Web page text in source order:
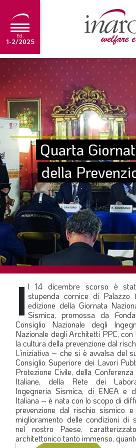
Ed.
1-2/2025
NEWS
EDITORIALE
TUTORIAL
SCADENZARIO
ARCHIVIO
Ultima edizione
1-2/2025
SOMMARIO
EDITORIALE
PREVIDENZA
FOCUS
PROFESSIONE
TERZA PAGINA
LE FOTO DEL FIL ROUGE
IN QUESTO NUMERO
SCENARIO ECONOMICO
SPAZIO APERTO
GOVERNANCE
FONDAZIONE
ASSOCIAZIONI
Quarta
della
I l 14 dicembre scorso è
stupenda cornice di
edizione della Giornata
Sismica, promossa da
Consiglio Nazionale degli
Nazionale degli Architetti PPC,
la cultura della prevenzione dal
L’iniziativa – che si è avvalsa del
Consiglio Superiore dei Lavori
Protezione Civile, della
Italiane, della Rete dei
Ingegneria Sismica, di ENEA e
Italiana – è nata con lo scopo di
prevenzione dal rischio sismico
miglioramento delle condizioni di
nel nostro Paese,
architettonico tanto immenso,